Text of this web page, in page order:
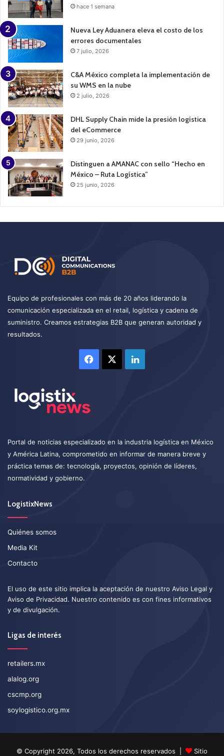
hace 1 semana
Nueva Ley Aduanera eleva el costo de los
errores documentales
7 julio, 2026
C&A México completa la implementación de
su WMS en la nube
2 julio, 2026
DHL Supply Chain mide la presión logística
del eCommerce
29 junio, 2026
Distinguen a AMANAC con sello “Hecho en
México – Ruta Logística”
25 junio, 2026
Equipo de profesionales con más de 20 años liderando la
comunicación especializada en el retail, logística y cadena de
suministro. Creamos estrategias B2B que generan autoridad y
resultados.
Facebook LinkedIn
Portal de noticias especializado en la industria logística en México
y América Latina, comprometido en informar de manera breve y
práctica temas de: tecnología, proyectos, opinión de líderes,
normatividad y gobierno.
LogistixNews
Quiénes somos
Media Kit
Contacto
El uso de este sitio implica la aceptación de nuestro Aviso Legal y
Aviso de Privacidad. Nuestro contenido es con fines informativos
y de divulgación.
Ligas de interés
retailers.mx
alalog.org
cscmp.org
soylogistico.org.mx
© Copyright 2026, Todos los derechos reservados | Sitio